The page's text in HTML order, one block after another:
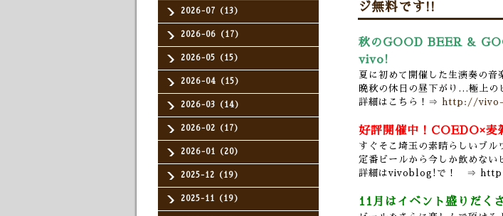
2026-07（13）
2026-06（17）
2026-05（15）
2026-04（15）
2026-03（14）
2026-02（17）
2026-01（20）
2025-12（19）
2025-11（19）
ジ無料です!!
秋のGOOD BEER &
vivo!
夏に初めて開催した生演奏の
晩秋の休日の昼下がり…極上の
詳細はこちら！⇒
http://vivo-
好評開催中！ COEDO×麦
すぐそこ埼玉の素晴らしいブル
定番ビールから今しか飲めな
詳細はvivoblog!で！ ⇒
11月はイベント盛りだく